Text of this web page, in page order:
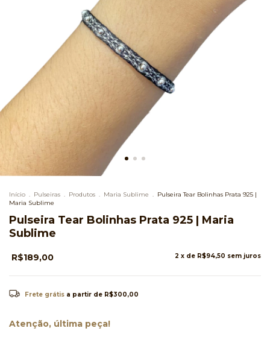
Início . Pulseiras . Produtos . Maria Sublime . Pulseira Tear Bolinhas Prata 925 |
Maria Sublime
Pulseira Tear Bolinhas Prata 925 | Maria
Sublime
R$189,00 2 x de R$94,50 sem juros
Frete grátis a partir de R$300,00
Atenção, última peça!